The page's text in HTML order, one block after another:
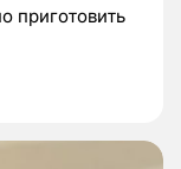
приготовить